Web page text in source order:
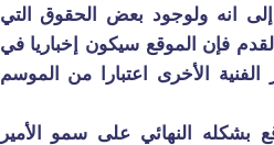
انه ولوجود بعض الحقوق التي
فإن الموقع سيكون إخباريا في
الأخرى اعتبارا من الموسم
النهائي على سمو الأمير